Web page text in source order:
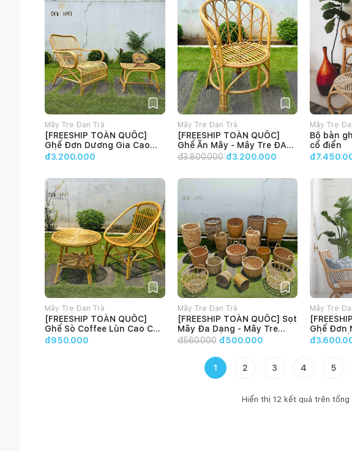
Mây Tre Đan Trà
[FREESHIP TOÀN QUỐC]
Ghế Đơn Dương Gia Cao
Cấp - Mây Tre ĐAN TRÀ
đ3.200.000
Mây Tre Đan Trà
[FREESHIP TOÀN QUỐC]
Ghế Ăn Mây - Mây Tre ĐAN
TRÀ
đ3.800.000 đ3.200.000
Mây Tre
Bộ bàn
cổ điển
Mây Tre Đan Trà
[FREESHIP TOÀN QUỐC]
Ghế Sò Coffee Lùn Cao Cấp
Đan Trà
đ950.000
Mây Tre Đan Trà
[FREESHIP TOÀN QUỐC] Sọt
Mây Đa Dạng - Mây Tre
ĐAN TRÀ
đ560.000 đ500.000
Mây Tre
Ghế Đơn
Cấp,
1 2 3 4 5
Hiển thị 12 kết quả trên tổng